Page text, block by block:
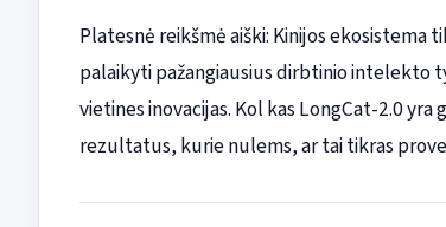
Platesnė reikšmė aiški: Kinijos ekosistema
palaikyti pažangiausius dirbtinio intelekto
vietines inovacijas. Kol kas LongCat-2.0
rezultatus, kurie nulems, ar tai tikras